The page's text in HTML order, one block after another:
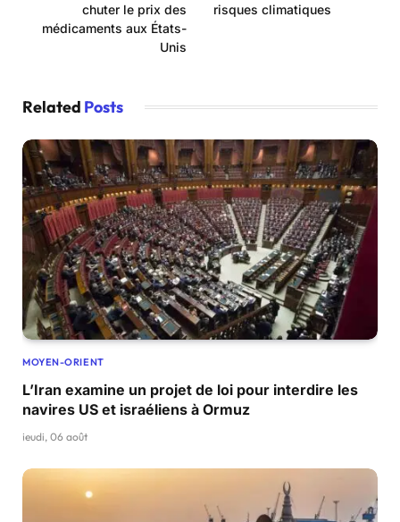
chuter le prix des
médicaments aux États-
Unis
risques climatiques
Related Posts
MOYEN-ORIENT
L’Iran examine un projet de loi pour interdire les
navires US et israéliens à Ormuz
jeudi, 06 août